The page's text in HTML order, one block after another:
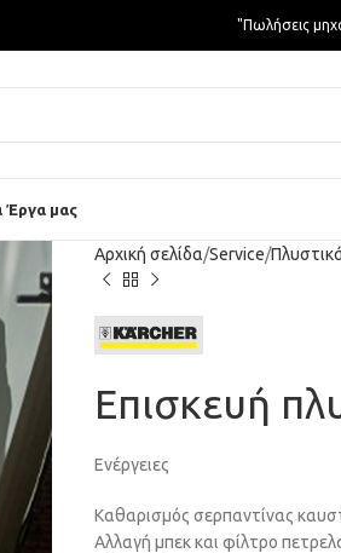
"Πωλήσεις
Έργα μας
Αρχική σελίδα Service
Επισκευή
Ενέργειες
Καθαρισμός σερπαντίνας
Αλλαγή μπεκ και φίλτρο